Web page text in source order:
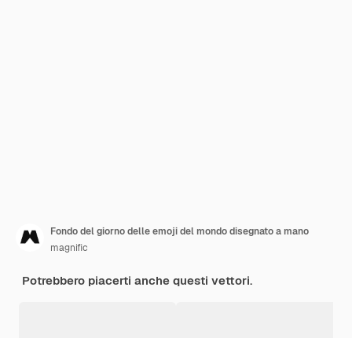
Fondo del giorno delle emoji del mondo disegnato a mano
magnific
Potrebbero piacerti anche questi vettori.